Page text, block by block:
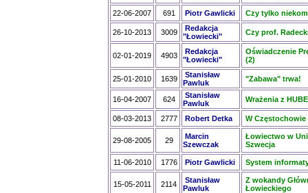
22-06-2007 691 Piotr Gawlicki Czy tylko
26-10-2013 3009
Redakcja
"Łowiecki"
Czy prof.
02-01-2019 4903
Redakcja
"Łowiecki"
Oświadczenie
(2)
25-01-2010 1639
Stanisław
Pawluk
"Zabawa" trwa!
16-04-2007 624
Stanisław
Pawluk
Wrażenia z
08-03-2013 2777 Robert Detka W Częstochowie
29-08-2005 29
Marcin
Szewczak
Łowiectwo w
Szwecja
11-06-2010 1776 Piotr Gawlicki System
15-05-2011 2114
Stanisław
Pawluk
Z wokandy
Łowieckiego